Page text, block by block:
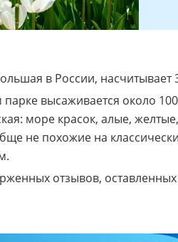
в России,
высаживается около
море красок, алые,
не похожие на
отзывов,